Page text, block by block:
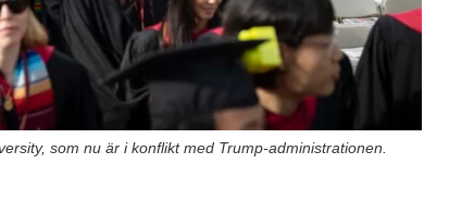
som nu är i konflikt med Trump-administrationen.